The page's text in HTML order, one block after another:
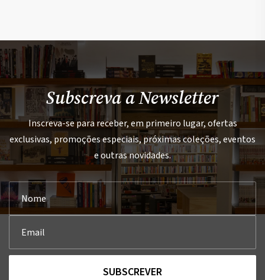
Subscreva a Newsletter
Inscreva-se para receber, em primeiro lugar, ofertas
exclusivas, promoções especiais, próximas coleções, eventos
e outras novidades.
SUBSCREVER